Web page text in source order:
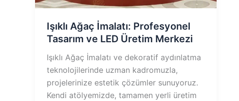
Işıklı Ağaç İmalatı: Profesyonel
Tasarım ve LED Üretim Merkezi
Işıklı Ağaç İmalatı ve dekoratif aydınlatma
teknolojilerinde uzman kadromuzla,
projelerinize estetik çözümler sunuyoruz.
Kendi atölyemizde, tamamen yerli üretim